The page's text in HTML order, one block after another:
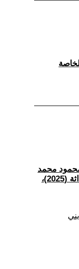
محمود محمد
طه- كتاب: الإسلام المعاصر وتحدي الحداثة (2025)،